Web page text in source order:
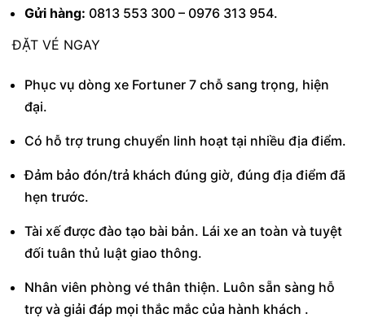
Gửi hàng: 0813 553 300 – 0976 313 954.
ĐẶT VÉ NGAY
Phục vụ dòng xe Fortuner 7 chỗ sang trọng, hiện
đại.
Có hỗ trợ trung chuyển linh hoạt tại nhiều địa điểm.
Đảm bảo đón/trả khách đúng giờ, đúng địa điểm đã
hẹn trước.
Tài xế được đào tạo bài bản. Lái xe an toàn và tuyệt
đối tuân thủ luật giao thông.
Nhân viên phòng vé thân thiện. Luôn sẵn sàng hỗ
trợ và giải đáp mọi thắc mắc của hành khách .